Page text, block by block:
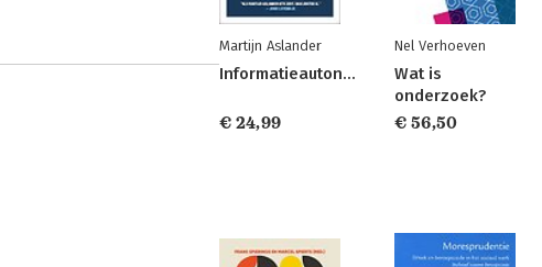
Martijn Aslander
Informatieautonomie
€ 24,99
Nel Verhoeven
Wat is
onderzoek?
€ 56,50